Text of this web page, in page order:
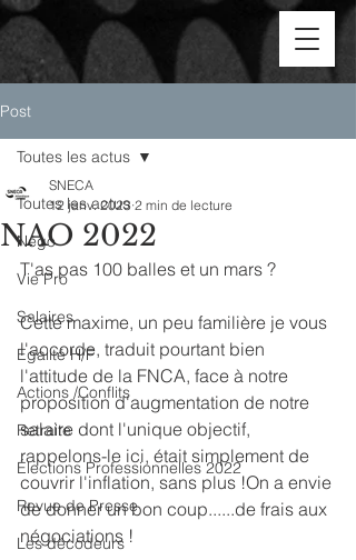
Post
Toutes les actus
Négo
Vie Pro
Salaires
Egalité H/F
Actions /Conflits
Retraite
Élections Professionnelles 2022
Revue de Presse
Les décodeurs
Toutes les actus
NAO 2022
SNECA
12 janv. 2023 2 min de lecture
T'as pas 100 balles et un mars ?
Cette maxime, un peu familière je vous
l'accorde, traduit pourtant bien
l'attitude de la FNCA, face à notre
proposition d'augmentation de notre
salaire dont l'unique objectif,
rappelons-le ici, était simplement de
couvrir l'inflation, sans plus !On a envie
de donner un bon coup......de frais aux
négociations !